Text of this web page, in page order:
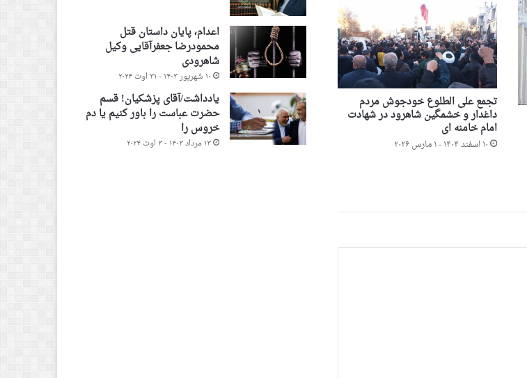
تجمع علی الطلوع خودجوش مردم
داغدار و خشمگین شاهرود در شهادت
امام خامنه ای
۱۰ اسفند ۱۴۰۴ - ۱ مارس ۲۰۲۶
اعدام، پایان داستان قتل
محمودرضا جعفرآقایی وکیل
شاهرودی
۱۰ شهریور ۱۴۰۳ - ۳۱ اوت ۲۰۲۴
یادداشت/آقای پزشکیان! قسم
حضرت عباست را باور کنیم یا دم
خروس را
۱۳ مرداد ۱۴۰۳ - ۳ اوت ۲۰۲۴